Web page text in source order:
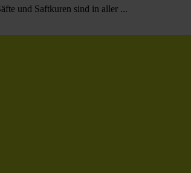
und Saftkuren sind in aller ...